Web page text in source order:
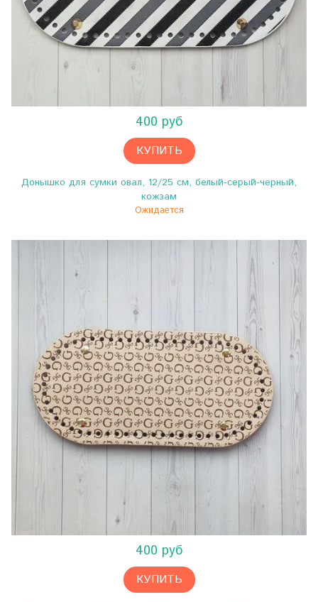
400 руб
КУПИТЬ
Донышко для сумки овал, 12/25 см, белый-серый-черный,
кожзам
Ожидается
400 руб
КУПИТЬ